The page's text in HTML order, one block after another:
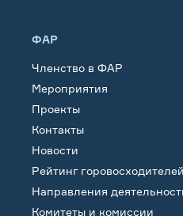
ФАР
Членство в ФАР
Мероприятия
Проекты
Контакты
Новости
Рейтинг горовосходителей
Направления
Комитеты и комиссии